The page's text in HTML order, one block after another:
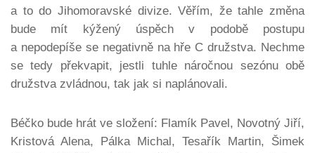
a to do Jihomoravské divize. Věřím, že tahle změna
bude mít kýžený úspěch v podobě postupu
a nepodepíše se negativně na hře C družstva. Nechme
se tedy překvapit, jestli tuhle náročnou sezónu obě
družstva zvládnou, tak jak si naplánovali.
Béčko bude hrát ve složení: Flamík Pavel, Novotný Jiří,
Kristová Alena, Pálka Michal, Tesařík Martin, Šimek